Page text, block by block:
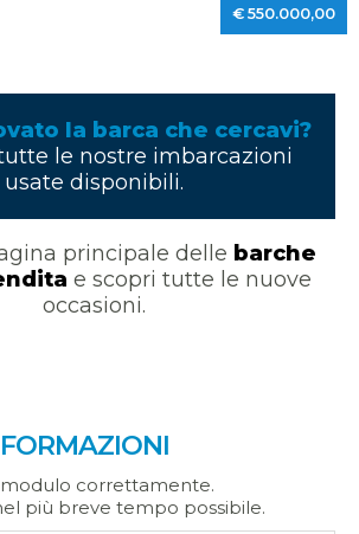
€ 550.000,00
la barca che cercavi?
le nostre imbarcazioni
usate disponibili.
principale delle barche
e scopri tutte le nuove
occasioni.
correttamente.
più breve tempo possibile.